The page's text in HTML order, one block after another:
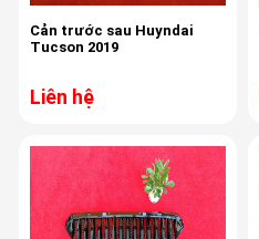
Cản trước sau Huyndai
Tucson 2019
Liên hệ